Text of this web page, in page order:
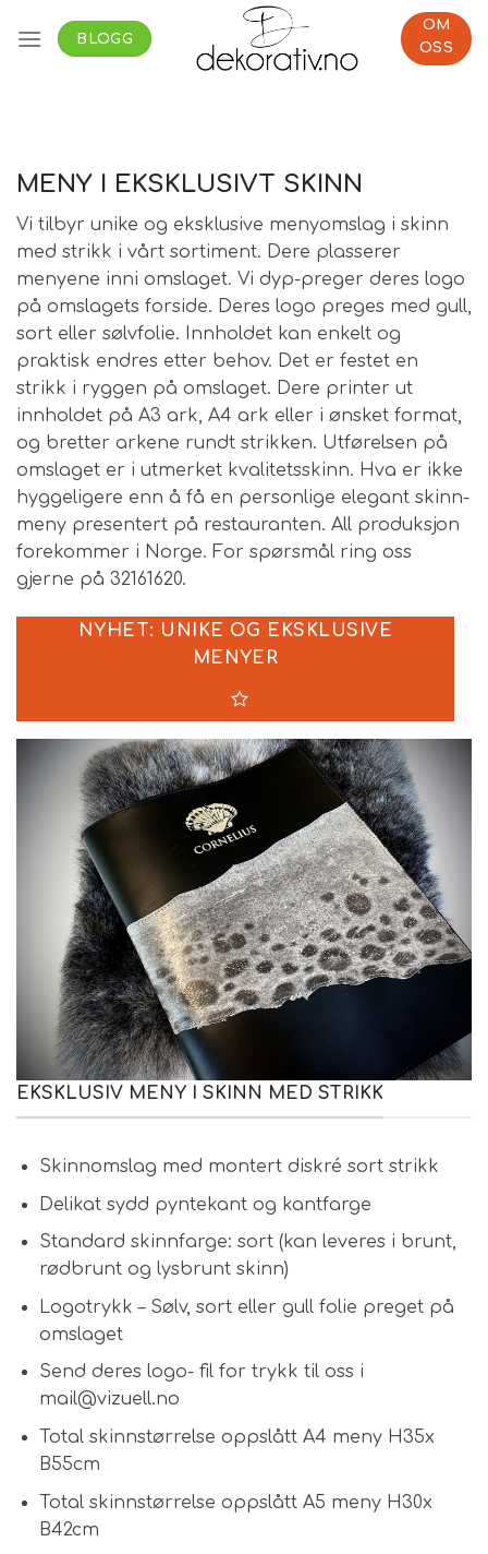
BLOGG
OM
OSS
MENY I EKSKLUSIVT SKINN
Vi tilbyr unike og eksklusive menyomslag i skinn
med strikk i vårt sortiment. Dere plasserer
menyene inni omslaget. Vi dyp-preger deres logo
på omslagets forside. Deres logo preges med gull,
sort eller sølvfolie. Innholdet kan enkelt og
praktisk endres etter behov. Det er festet en
strikk i ryggen på omslaget. Dere printer ut
innholdet på A3 ark, A4 ark eller i ønsket format,
og bretter arkene rundt strikken. Utførelsen på
omslaget er i utmerket kvalitetsskinn. Hva er ikke
hyggeligere enn å få en personlige elegant skinn-
meny presentert på restauranten. All produksjon
forekommer i Norge. For spørsmål ring oss
gjerne på 32161620.
NYHET: UNIKE OG EKSKLUSIVE
MENYER
EKSKLUSIV MENY I SKINN MED STRIKK
Skinnomslag med montert diskré sort strikk
Delikat sydd pyntekant og kantfarge
Standard skinnfarge: sort (kan leveres i brunt,
rødbrunt og lysbrunt skinn)
Logotrykk – Sølv, sort eller gull folie preget på
omslaget
Send deres logo- fil for trykk til oss i
mail@vizuell.no
Total skinnstørrelse oppslått A4 meny H35x
B55cm
Total skinnstørrelse oppslått A5 meny H30x
B42cm